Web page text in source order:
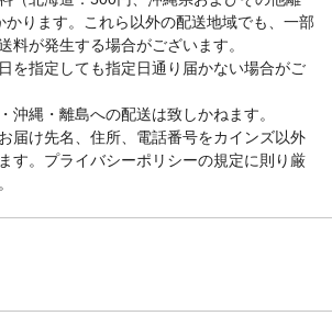
かります。これら以外の配送地域でも、一部
料が発生する場合がございます。
を指定しても指定日通り届かない場合がご
沖縄・離島への配送は致しかねます。
届け先名、住所、電話番号をカインズ以外
す。プライバシーポリシーの規定に則り厳